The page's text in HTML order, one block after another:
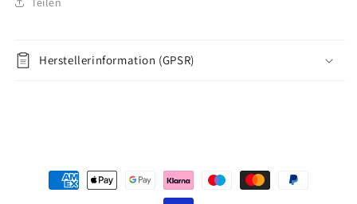
Herstellerinformation (GPSR)
Zahlungsmethoden